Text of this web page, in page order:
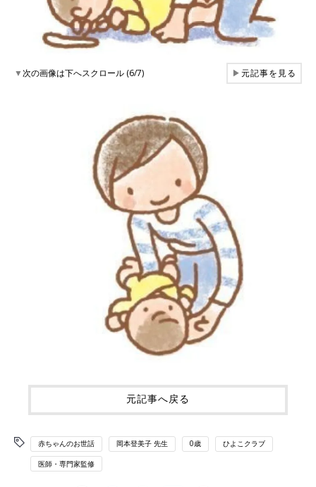
▼次の画像は下へスクロール (6/7) ▶元記事を見る
元記事へ戻る
赤ちゃんのお世話 岡本登美子 先生 0歳 ひよこクラブ
医師・専門家監修